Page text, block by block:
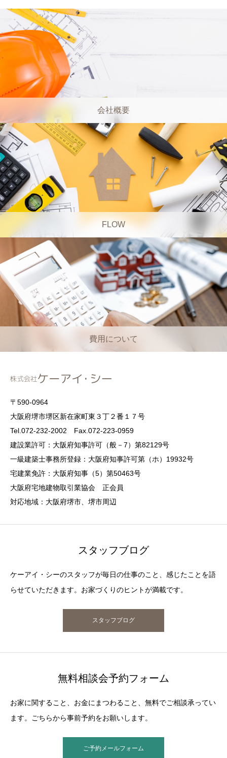
会社概要
FLOW
費用について
〒590-0964
大阪府堺市堺区新在家町東３丁２番１７号
Tel.072-232-2002 Fax.072-223-0959
建設業許可：大阪府知事許可（般－7）第82129号
一級建築士事務所登録：大阪府知事許可第（ホ）19932号
宅建業免許：大阪府知事（5）第50463号
大阪府宅地建物取引業協会 正会員
対応地域：大阪府堺市、堺市周辺
スタッフブログ
ケーアイ・シーのスタッフが毎日の仕事のこと、感じたことを語
らせていただきます。お家づくりのヒントが満載です。
スタッフブログ
無料相談会予約フォーム
お家に関すること、お金にまつわること、無料でご相談承ってい
ます。ごちらから事前予約をお願いします。
ご予約メールフォーム